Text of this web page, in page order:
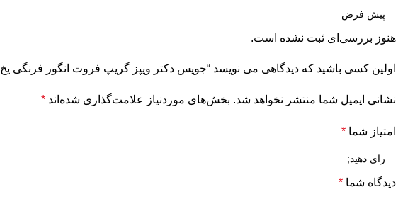
هنوز بررسی‌ای ثبت نشده است.
اولین کسی باشید که دیدگاهی می نویسد “جویس دکتر ویپز گریپ فروت انگور فرنگی یخ 120میل | DR.VAPES Frozen Grapefruit & Blackcurrant Pink Royal”
نشانی ایمیل شما منتشر نخواهد شد. بخش‌های موردنیاز علامت‌گذاری شده‌اند *
امتیاز شما *
دیدگاه شما *